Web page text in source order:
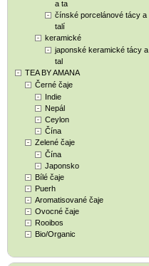
a ta
čínské porcelánové tácy a
talí
keramické
japonské keramické tácy a
tal
TEA BY AMANA
Černé čaje
Indie
Nepál
Ceylon
Čína
Zelené čaje
Čína
Japonsko
Bílé čaje
Puerh
Aromatisované čaje
Ovocné čaje
Rooibos
Bio/Organic